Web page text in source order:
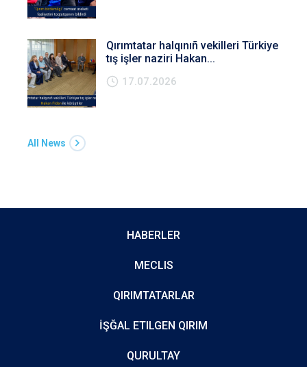
Qırımtatar halqınıñ vekilleri Türkiye
tış işler naziri Hakan...
17.07.2026
All News
HABERLER
MECLIS
QIRIMTATARLAR
İŞĞAL ETILGEN QIRIM
QURULTAY